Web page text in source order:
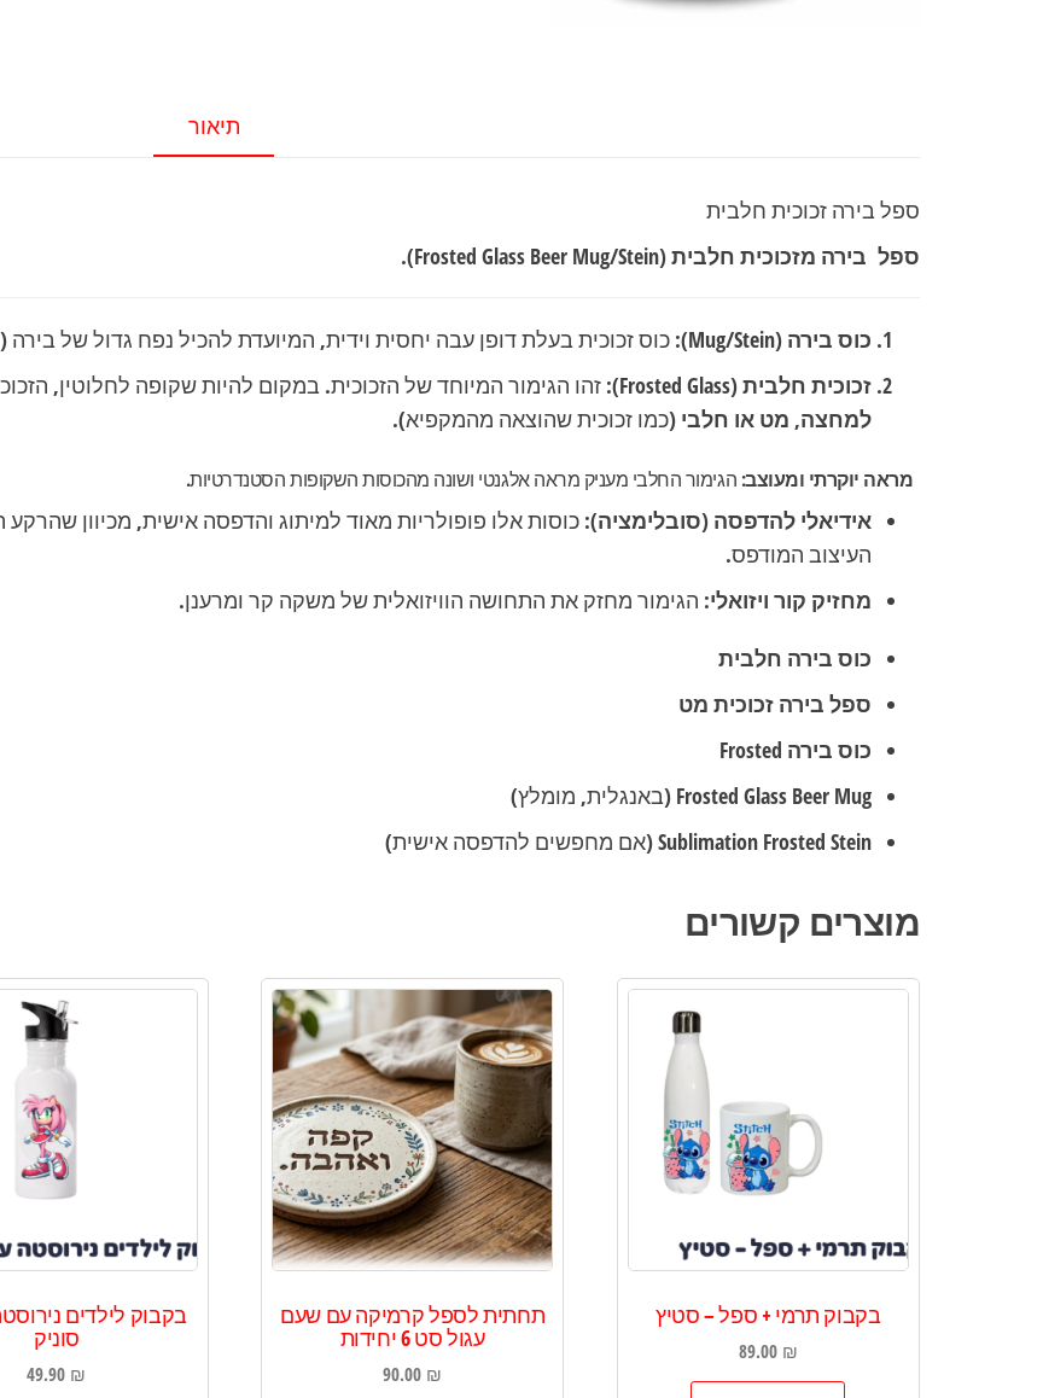
תיאור
ספל בירה זכוכית חלבית
ספל בירה מזכוכית חלבית(Frosted Glass Beer Mug/Stein).
כוס בירה (Mug/Stein):
כוס זכוכית בעלת דופן עבה יחסית וידית, המיועדת להכיל נפח גדול של בירה (לרוב 400
זכוכית חלבית (Frosted Glass):
זהו הגימור המיוחד של הזכוכית. במקום להיות שקופה לחלוטין,
למחצה, מט או חלבי (כמו זכוכית שהוצאה מהמקפיא).
מראה יוקרתי ומעוצב: הגימור החלבי מעניק מראה אלגנטי ושונה מהכוסות השקופות הסטנדרטיות.
אידיאלי להדפסה (סובלימציה): כוסות אלו פופולריות מאוד למיתוג והדפסה אישית, מכיוון
העיצוב המודפס.
מחזיק קור ויזואלי: הגימור מחזק את התחושה הוויזואלית של משקה קר ומרענן.
כוס בירה חלבית
ספל בירה זכוכית מט
כוס בירה Frosted
Frosted Glass Beer Mug (באנגלית, מומלץ)
Sublimation Frosted Stein(אם מחפשים להדפסה אישית)
מוצרים קשורים
בקבוק תרמי + ספל – סטיץ
89.00 ₪
תחתית לספל קרמיקה עם שעם
עגול סט 6 יחידות
90.00 ₪
בקבוק לילדים
סוניק
49.90 ₪